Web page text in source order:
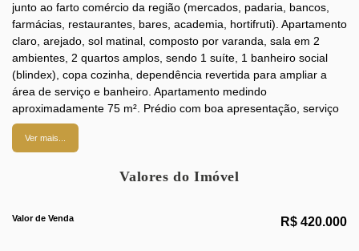
junto ao farto comércio da região (mercados, padaria, bancos,
farmácias, restaurantes, bares, academia, hortifruti). Apartamento
claro, arejado, sol matinal, composto por varanda, sala em 2
ambientes, 2 quartos amplos, sendo 1 suíte, 1 banheiro social
(blindex), copa cozinha, dependência revertida para ampliar a
área de serviço e banheiro. Apartamento medindo
aproximadamente 75 m². Prédio com boa apresentação, serviço
de portaria, elevadores, playground, salão de festas,
churrasqueira e espaço kids. 1 vaga na escritura. Agende sua
Aqui você encontra imóveis, apartamentos de 02 quartos, 03
Por motivo de segurança, não oferecemos a numeração certa e
Ver mais...
Valores do Imóvel
R$ 420.000
Valor de Venda